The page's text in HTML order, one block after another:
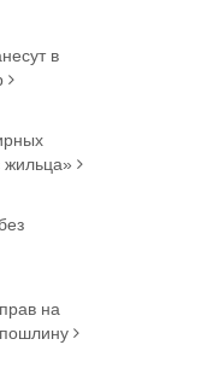
в
жильца»
на